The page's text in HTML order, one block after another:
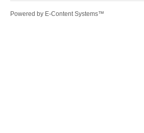
Powered by E-Content Systems™